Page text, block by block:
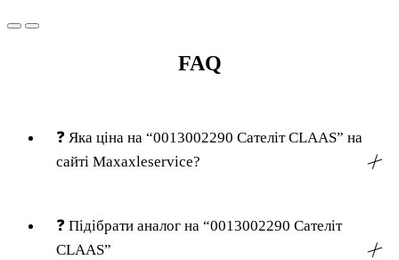
FAQ
❓ Яка ціна на “0013002290 Сателіт CLAAS” на
сайті Maxaxleservice?
╳
❓ Підібрати аналог на “0013002290 Сателіт
CLAAS”
╳